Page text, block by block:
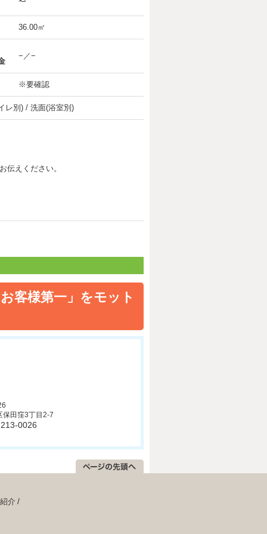
36.00㎡
−／−
※要確認
レ別) / 洗面(浴室別)
伝えください。
客様第一」をモット
保田窪3丁目2-7
0026
介